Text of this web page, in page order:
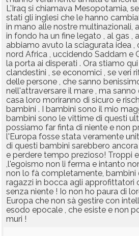
L'Iraq si chiamava Mesopotamia,
stati gli inglesi che le hanno
in mano alle nostre multinazionali,
in fondo ha un fine legato , al gas ,
abbiamo avuto la sciagurata idea ,
nord Africa , uccidendo Saddam e
la porta ai disperati . Ora stiamo
clandestini , se economici , se veri
delle persone , che sanno
nell'attraversare il mare , ma
casa loro moriranno di sicuro e
bambini . I bambini sono il mio
bambini sono le vittime di questi
possiamo far finta di niente e non
l'Europa fosse stata veramente
di questi bambini sarebbero
e perdere tempo prezioso! Troppi
,l'egoismo non li ferma e intanto
non lo fà completamente, bambini
ragazzi in bocca agli approfittatori
senza niente ! Io non ho paura di
Europa che non sà gestire con
esodo epocale , che esiste e non
muri !